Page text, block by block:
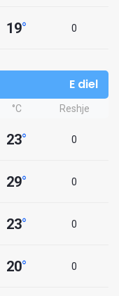
19° 0
E diel
°C Reshje
23° 0
29° 0
23° 0
20° 0